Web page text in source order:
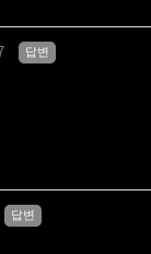
답변
답변